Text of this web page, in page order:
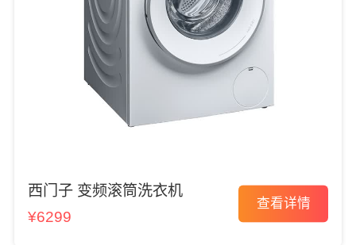
西门子 变频滚筒洗衣机
¥6299
查看详情